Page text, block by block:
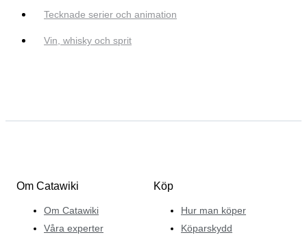
Tecknade serier och animation
Vin, whisky och sprit
Om Catawiki
Om Catawiki
Våra experter
Köp
Hur man köper
Köparskydd